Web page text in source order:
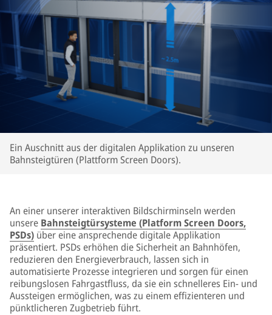
Ein Auschnitt aus der digitalen Applikation zu unseren
Bahnsteigtüren (Plattform Screen Doors).
An einer unserer interaktiven Bildschirminseln werden
unsere Bahnsteigtürsysteme (Platform Screen Doors,
PSDs) über eine ansprechende digitale Applikation
präsentiert. PSDs erhöhen die Sicherheit an Bahnhöfen,
reduzieren den Energieverbrauch, lassen sich in
automatisierte Prozesse integrieren und sorgen für einen
reibungslosen Fahrgastfluss, da sie ein schnelleres Ein- und
Aussteigen ermöglichen, was zu einem effizienteren und
pünktlicheren Zugbetrieb führt.